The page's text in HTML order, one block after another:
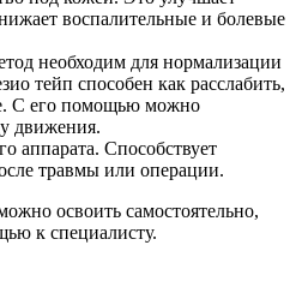
воспалительные и болевые
необходим для нормализации
тейп способен как расслабить,
С его помощью можно
движения.
аппарата. Способствует
травмы или операции.
освоить самостоятельно,
к специалисту.